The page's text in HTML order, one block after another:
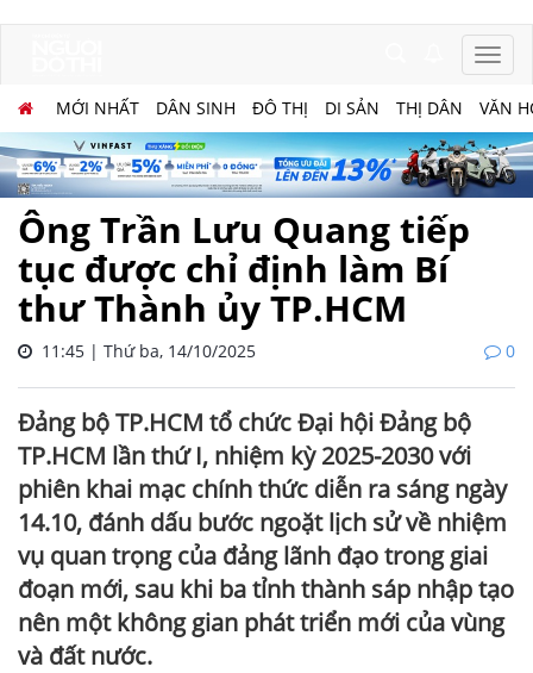
MỚI NHẤT DÂN SINH ĐÔ THỊ DI SẢN THỊ DÂN VĂN
Ông Trần Lưu Quang tiếp
tục được chỉ định làm Bí
thư Thành ủy TP.HCM
11:45 | Thứ ba, 14/10/2025 0
Đảng bộ TP.HCM tổ chức Đại hội Đảng bộ
TP.HCM lần thứ I, nhiệm kỳ 2025-2030 với
phiên khai mạc chính thức diễn ra sáng ngày
14.10, đánh dấu bước ngoặt lịch sử về nhiệm
vụ quan trọng của đảng lãnh đạo trong giai
đoạn mới, sau khi ba tỉnh thành sáp nhập tạo
nên một không gian phát triển mới của vùng
và đất nước.